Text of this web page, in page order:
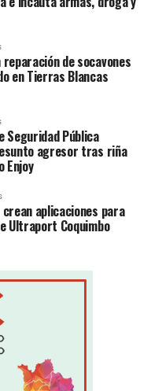
de socavones
en Tierras Blancas
Seguridad Pública
agresor tras riña
Enjoy
aplicaciones para
Ultraport Coquimbo